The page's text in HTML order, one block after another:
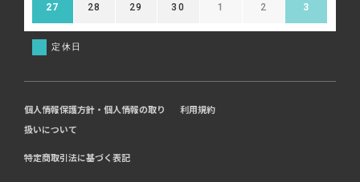
27 28 29 30 1 2 3
定休日
個人情報保護方針・個人情報の取り
扱いについて
利用規約
特定商取引法に基づく表記